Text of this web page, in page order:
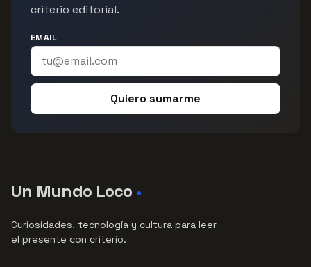
criterio editorial.
EMAIL
Quiero sumarme
Un Mundo Loco ●
Curiosidades, tecnología y cultura para leer
el presente con criterio.